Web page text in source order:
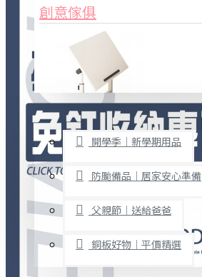
廚房收納
烘焙用具
隨身餐具
查看更多
文具禮品
事務用品
創意傢俱
桌子/椅子
置物架/收納櫃
其他
免打孔收納專區
限時促銷
開學季｜新學期用品
防颱備品｜居家安心準備
父親節｜送給爸爸
銅板好物｜平價精選